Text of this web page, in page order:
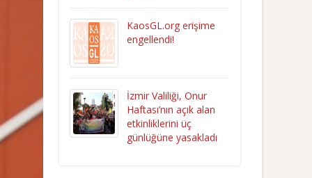
KaosGL.org erişime
engellendi!
İzmir Valiliği, Onur
Haftası’nın açık alan
etkinliklerini üç
günlüğüne yasakladı